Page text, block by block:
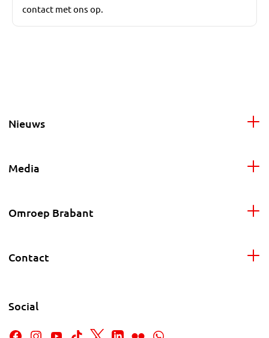
contact met ons op.
Nieuws
Media
Omroep Brabant
Contact
Social